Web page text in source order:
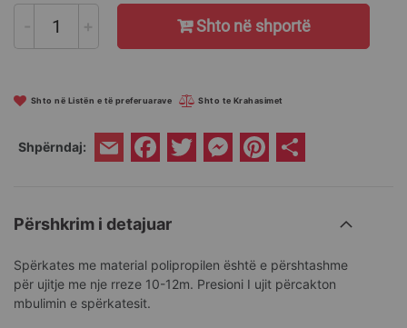
- + Shto në shportë
Shto në Listën e të preferuarave Shto te Krahasimet
Shpërndaj: Email Facebook
Twitter Messenger
Pinterest
Përshkrim i detajuar
Spërkates me material polipropilen është e përshtashme
për ujitje me nje rreze 10-12m. Presioni I ujit përcakton
mbulimin e spërkatesit.